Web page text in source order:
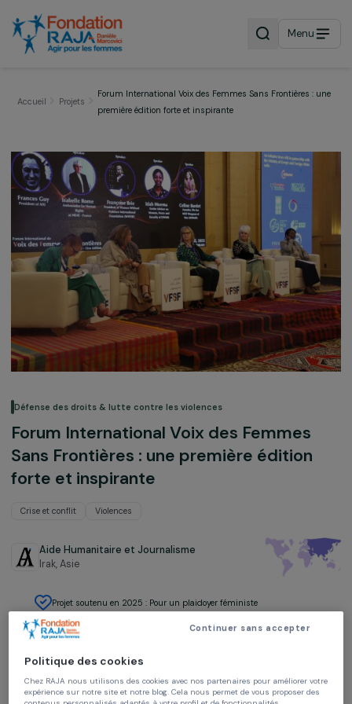
Menu
Forum International Voix des Femmes Sans Frontières :
Défense des droits & lutte contre les violences
Forum International Voix des Femmes
Sans Frontières : une première édition
Crise et conflit
Aide Humanitaire et Journalisme
Irak,Asie
Projet soutenu en 2025 : Pour un plaidoyer féministe
Continuer sans accepter